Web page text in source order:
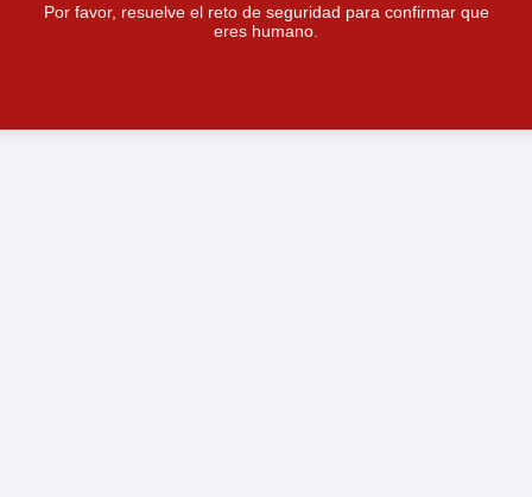
Por favor, resuelve el reto de seguridad para confirmar que
eres humano.